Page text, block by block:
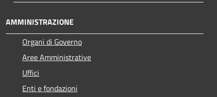
AMMINISTRAZIONE
Organi di Governo
Aree Amministrative
Uffici
Enti e fondazioni